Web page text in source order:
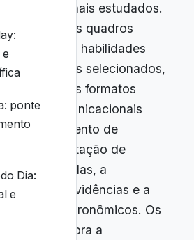
ponte
Dia:
e
nos canais estudados.
elaborados quadros
relacionam habilidades
a vídeos selecionados,
diferentes formatos
comunicacionais
de
a interpretação de
escalas, a
em evidências e a
astronômicos. Os
que, embora a